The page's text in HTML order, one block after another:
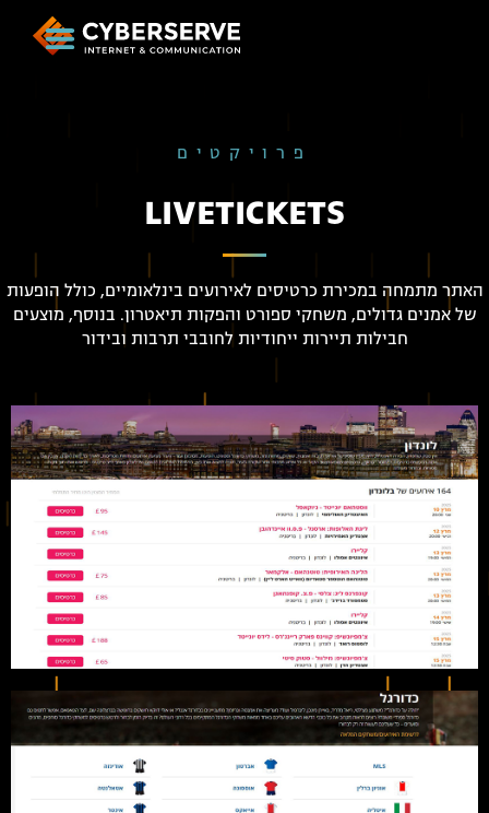
פרויקטים
LIVETICKETS
האתר מתמחה במכירת כרטיסים לאירועים בינלאומיים, כולל הופעות
של אמנים גדולים, משחקי ספורט והפקות תיאטרון. בנוסף, מוצעים
חבילות תיירות ייחודיות לחובבי תרבות ובידור